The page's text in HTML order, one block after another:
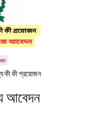
কী কী প্রয়োজন
আবেদন